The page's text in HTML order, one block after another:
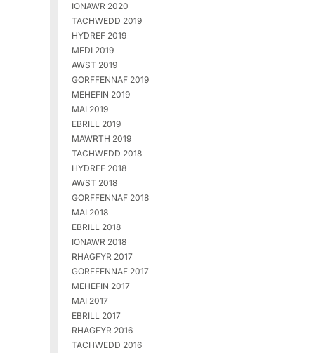
IONAWR 2020
TACHWEDD 2019
HYDREF 2019
MEDI 2019
AWST 2019
GORFFENNAF 2019
MEHEFIN 2019
MAI 2019
EBRILL 2019
MAWRTH 2019
TACHWEDD 2018
HYDREF 2018
AWST 2018
GORFFENNAF 2018
MAI 2018
EBRILL 2018
IONAWR 2018
RHAGFYR 2017
GORFFENNAF 2017
MEHEFIN 2017
MAI 2017
EBRILL 2017
RHAGFYR 2016
TACHWEDD 2016